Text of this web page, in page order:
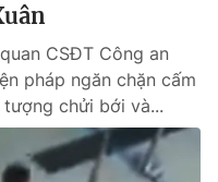
CSĐT Công an
pháp ngăn chặn cấm
chửi bới và...